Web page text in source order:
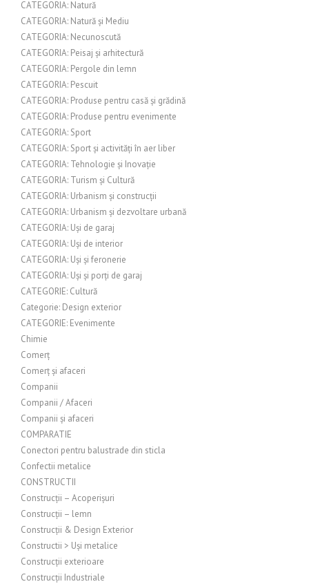
CATEGORIA: Natură
CATEGORIA: Natură și Mediu
CATEGORIA: Necunoscută
CATEGORIA: Peisaj și arhitectură
CATEGORIA: Pergole din lemn
CATEGORIA: Pescuit
CATEGORIA: Produse pentru casă și grădină
CATEGORIA: Produse pentru evenimente
CATEGORIA: Sport
CATEGORIA: Sport și activități în aer liber
CATEGORIA: Tehnologie și Inovație
CATEGORIA: Turism și Cultură
CATEGORIA: Urbanism și construcții
CATEGORIA: Urbanism și dezvoltare urbană
CATEGORIA: Uși de garaj
CATEGORIA: Uși de interior
CATEGORIA: Uși și feronerie
CATEGORIA: Uși și porți de garaj
CATEGORIE: Cultură
Categorie: Design exterior
CATEGORIE: Evenimente
Chimie
Comerț
Comerț și afaceri
Companii
Companii / Afaceri
Companii și afaceri
COMPARATIE
Conectori pentru balustrade din sticla
Confectii metalice
CONSTRUCTII
Construcții – Acoperișuri
Construcții – lemn
Construcții & Design Exterior
Constructii > Uși metalice
Construcții exterioare
Construcții Industriale